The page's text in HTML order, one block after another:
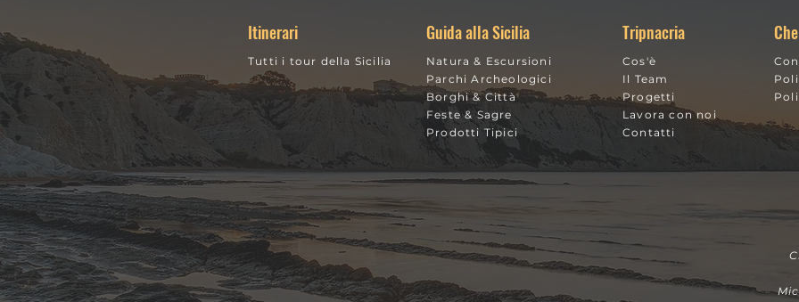
esperienze nel
parco più
grande di
Sicilia
dell’Alcantara:
la guida
definitiva
10 modi per
risparmiare e
godersi il
viaggio senza
pensieri
Itinerari Guida alla Sicilia
Tutti i tour della Sicilia
Natura & Escursioni
Parchi Archeologici
Borghi & Città
Feste & Sagre
Prodotti Tipici
Tripnacria
Cos'è
Il Team
Progetti
Lavora con noi
Contatti